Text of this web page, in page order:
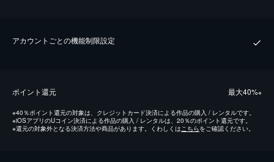
アカウントごとの機能制限設定
ポイント還元 最⼤40%※
※40％ポイント還元の対象は、クレジットカード決済による作品の購入 / レンタルです。
※iOSアプリのUコイン決済による作品の購入 / レンタルは、20％のポイント還元です。
※還元の対象外となる決済方法や商品があります。くわしくは こちらをご確認ください。